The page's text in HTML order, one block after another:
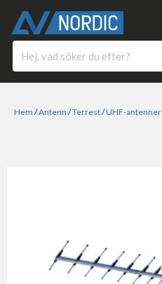
Hem /Antenn /Terrest/UHF-antenner